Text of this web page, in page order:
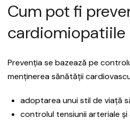
Cum pot fi
cardiomiopatiile
Prevenția se bazează pe
menținerea sănătății
adoptarea unui stil de viață
controlul tensiunii arteriale și